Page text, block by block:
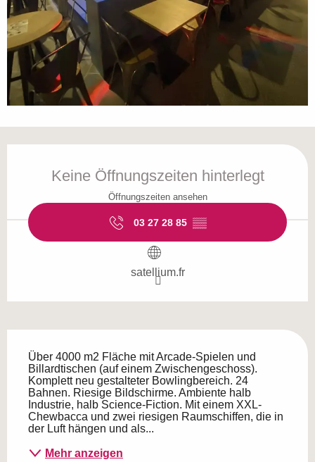
Keine Öffnungszeiten hinterlegt
Öffnungszeiten ansehen
03 27 28 85 ▒▒
satellium.fr
Über 4000 m2 Fläche mit Arcade-Spielen und
Billardtischen (auf einem Zwischengeschoss).
Komplett neu gestalteter Bowlingbereich. 24
Bahnen. Riesige Bildschirme. Ambiente halb
Industrie, halb Science-Fiction. Mit einem XXL-
Chewbacca und zwei riesigen Raumschiffen, die in
der Luft hängen und als...
Mehr anzeigen